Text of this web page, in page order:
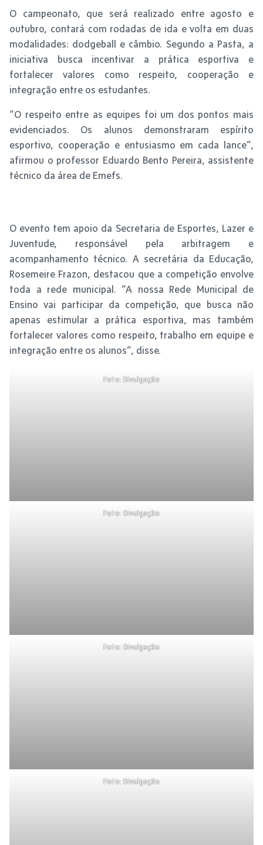
O campeonato, que será realizado entre agosto e
outubro, contará com rodadas de ida e volta em duas
modalidades: dodgeball e câmbio. Segundo a Pasta, a
iniciativa busca incentivar a prática esportiva e
fortalecer valores como respeito, cooperação e
integração entre os estudantes.
“O respeito entre as equipes foi um dos pontos mais
evidenciados. Os alunos demonstraram espírito
esportivo, cooperação e entusiasmo em cada lance”,
afirmou o professor Eduardo Bento Pereira, assistente
técnico da área de Emefs.
O evento tem apoio da Secretaria de Esportes, Lazer e
Juventude, responsável pela arbitragem e
acompanhamento técnico. A secretária da Educação,
Rosemeire Frazon, destacou que a competição envolve
toda a rede municipal. “A nossa Rede Municipal de
Ensino vai participar da competição, que busca não
apenas estimular a prática esportiva, mas também
fortalecer valores como respeito, trabalho em equipe e
integração entre os alunos”, disse.
Foto: Divulgação
Foto: Divulgação
Foto: Divulgação
Foto: Divulgação